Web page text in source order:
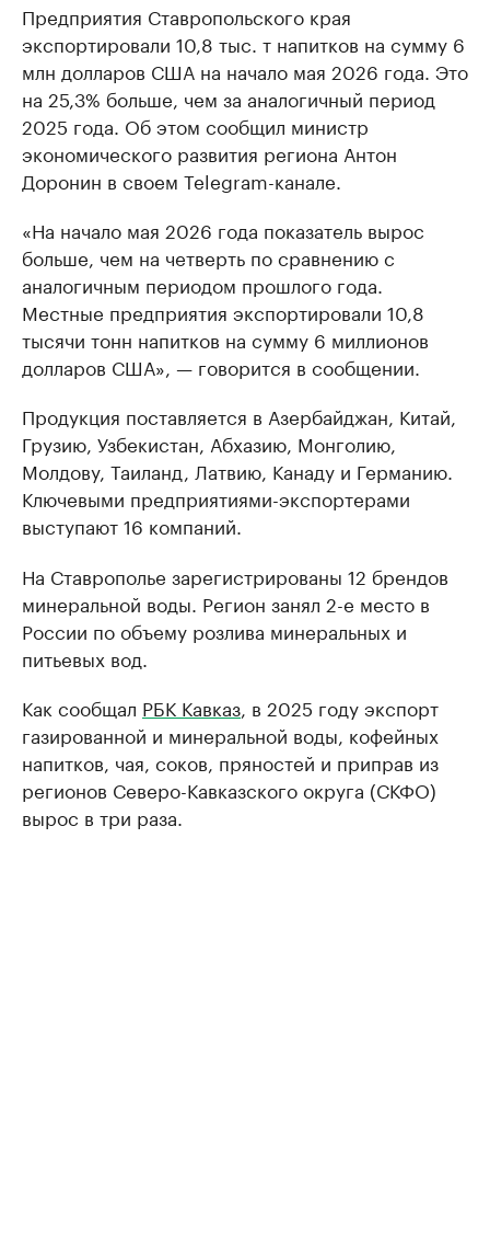
Предприятия Ставропольского края
экспортировали 10,8 тыс. т напитков на сумму 6
млн долларов США на начало мая 2026 года. Это
на 25,3% больше, чем за аналогичный период
2025 года. Об этом сообщил министр
экономического развития региона Антон
Доронин в своем Telegram-канале.
«На начало мая 2026 года показатель вырос
больше, чем на четверть по сравнению с
аналогичным периодом прошлого года.
Местные предприятия экспортировали 10,8
тысячи тонн напитков на сумму 6 миллионов
долларов США», — говорится в сообщении.
Продукция поставляется в Азербайджан, Китай,
Грузию, Узбекистан, Абхазию, Монголию,
Молдову, Таиланд, Латвию, Канаду и Германию.
Ключевыми предприятиями-экспортерами
выступают 16 компаний.
На Ставрополье зарегистрированы 12 брендов
минеральной воды. Регион занял 2-е место в
России по объему розлива минеральных и
питьевых вод.
Как сообщал РБК Кавказ , в 2025 году экспорт
газированной и минеральной воды, кофейных
напитков, чая, соков, пряностей и приправ из
регионов Северо-Кавказского округа (СКФО)
вырос в три раза.